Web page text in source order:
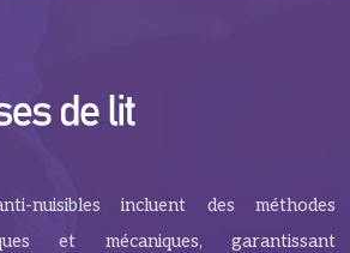
nuisibles incluent des méthodes
et mécaniques, garantissant